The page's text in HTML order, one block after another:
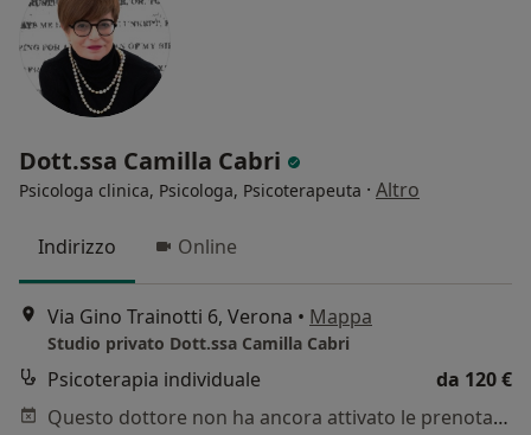
Dott.ssa Camilla Cabri
Psicologa clinica, Psicologa, Psicoterapeuta · Altro
Indirizzo Online
Via Gino Trainotti 6, Verona • Mappa
Studio privato Dott.ssa Camilla Cabri
Psicoterapia individuale
da 120 €
Questo dottore non ha ancora attivato le prenotazioni online presso questo indirizzo.